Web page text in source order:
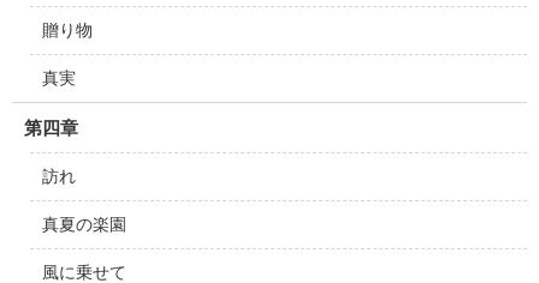
贈り物
真実
第四章
訪れ
真夏の楽園
風に乗せて